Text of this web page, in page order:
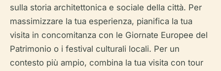
sulla storia architettonica e sociale della città. Per
massimizzare la tua esperienza, pianifica la tua
visita in concomitanza con le Giornate Europee del
Patrimonio o i festival culturali locali. Per un
contesto più ampio, combina la tua visita con tour